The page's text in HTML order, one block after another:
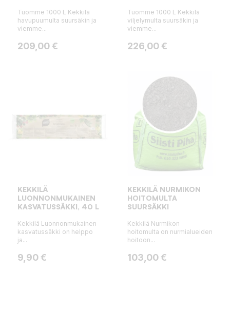
Tuomme 1000 L Kekkilä
havupuumulta suursäkin ja
viemme...
Hinta
209,00 €
Tuomme 1000 L Kekkilä
viljelymulta suursäkin ja
viemme...
Hinta
226,00 €
KEKKILÄ
LUONNONMUKAINEN
KASVATUSSÄKKI, 40 L
Kekkilä Luonnonmukainen
kasvatussäkki on helppo
ja...
Hinta
9,90 €
KEKKILÄ NURMIKON
HOITOMULTA
SUURSÄKKI
Kekkilä Nurmikon
hoitomulta on nurmialueiden
hoitoon...
Hinta
103,00 €